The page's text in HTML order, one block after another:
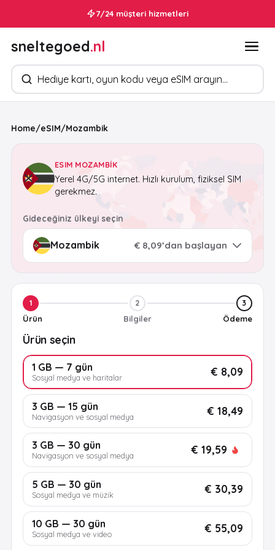
7/24 müşteri hizmetleri
sneltegoed.nl
Ürün arayın
Home/eSIM/Mozambik
ESIM MOZAMBIK
Yerel 4G/5G internet. Hızlı kurulum, fiziksel SIM
gerekmez.
Gideceğiniz ülkeyi seçin
€ 8,09’dan başlayan
1
Ürün
2
Bilgiler
3
Ödeme
Ürün seçin
1 GB — 7 gün
Sosyal medya ve haritalar € 8,09
3 GB — 15 gün
Navigasyon ve sosyal medya € 18,49
3 GB — 30 gün
Navigasyon ve sosyal medya € 19,59
5 GB — 30 gün
Sosyal medya ve müzik € 30,39
10 GB — 30 gün
Sosyal medya ve video € 55,09